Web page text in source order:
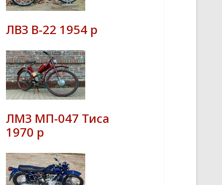
ЛВЗ В-22 1954 р
ЛМЗ МП-047 Тиса
1970 р